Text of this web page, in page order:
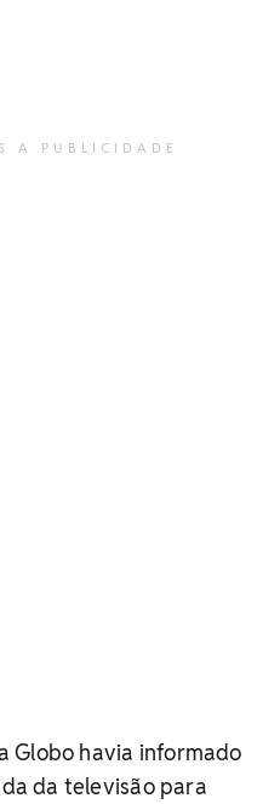
A PUBLICIDADE
Globo havia informado
da televisão para